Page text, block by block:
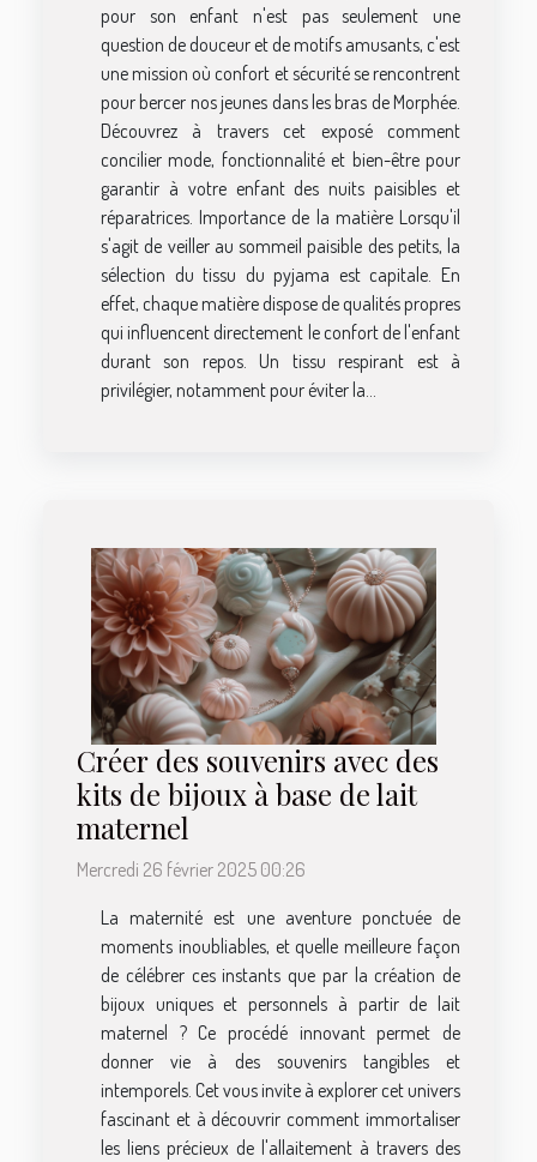
pour son enfant n'est pas seulement une
question de douceur et de motifs amusants, c'est
une mission où confort et sécurité se rencontrent
pour bercer nos jeunes dans les bras de Morphée.
Découvrez à travers cet exposé comment
concilier mode, fonctionnalité et bien-être pour
garantir à votre enfant des nuits paisibles et
réparatrices. Importance de la matière Lorsqu'il
s'agit de veiller au sommeil paisible des petits, la
sélection du tissu du pyjama est capitale. En
effet, chaque matière dispose de qualités propres
qui influencent directement le confort de l'enfant
durant son repos. Un tissu respirant est à
privilégier, notamment pour éviter la...
Créer des souvenirs avec des
kits de bijoux à base de lait
maternel
Mercredi 26 février 2025 00:26
La maternité est une aventure ponctuée de
moments inoubliables, et quelle meilleure façon
de célébrer ces instants que par la création de
bijoux uniques et personnels à partir de lait
maternel ? Ce procédé innovant permet de
donner vie à des souvenirs tangibles et
intemporels. Cet vous invite à explorer cet univers
fascinant et à découvrir comment immortaliser
les liens précieux de l'allaitement à travers des